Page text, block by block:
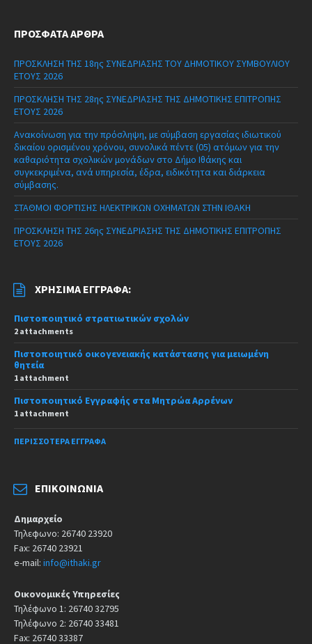
ΠΡΌΣΦΑΤΑ ΆΡΘΡΑ
ΠΡΟΣΚΛΗΣΗ ΤΗΣ 18ης ΣΥΝΕΔΡΙΑΣΗΣ ΤΟΥ ΔΗΜΟΤΙΚΟΥ ΣΥΜΒΟΥΛΙΟΥ
ΕΤΟΥΣ 2026
ΠΡΟΣΚΛΗΣΗ ΤΗΣ 28ης ΣΥΝΕΔΡΙΑΣΗΣ ΤΗΣ ΔΗΜΟΤΙΚΗΣ ΕΠΙΤΡΟΠΗΣ
ΕΤΟΥΣ 2026
Ανακοίνωση για την πρόσληψη, με σύμβαση εργασίας ιδιωτικού
δικαίου ορισμένου χρόνου, συνολικά πέντε (05) ατόμων για την
καθαριότητα σχολικών μονάδων στο Δήμο Ιθάκης και
συγκεκριμένα, ανά υπηρεσία, έδρα, ειδικότητα και διάρκεια
σύμβασης.
ΣΤΑΘΜΟΙ ΦΟΡΤΙΣΗΣ ΗΛΕΚΤΡΙΚΩΝ ΟΧΗΜΑΤΩΝ ΣΤΗΝ ΙΘΑΚΗ
ΠΡΟΣΚΛΗΣΗ ΤΗΣ 26ης ΣΥΝΕΔΡΙΑΣΗΣ ΤΗΣ ΔΗΜΟΤΙΚΗΣ ΕΠΙΤΡΟΠΗΣ
ΕΤΟΥΣ 2026
ΧΡΉΣΙΜΑ ΈΓΓΡΑΦΑ:
Πιστοποιητικό στρατιωτικών σχολών
2 attachments
Πιστοποιητικό οικογενειακής κατάστασης για μειωμένη
θητεία
1 attachment
Πιστοποιητικό Εγγραφής στα Μητρώα Αρρένων
1 attachment
ΠΕΡΙΣΣΌΤΕΡΑ ΈΓΓΡΑΦΑ
ΕΠΙΚΟΙΝΩΝΊΑ
Δημαρχείο
Τηλεφωνο: 26740 23920
Fax: 26740 23921
e-mail: info@ithaki.gr
Οικονομικές Υπηρεσίες
Τηλέφωνο 1: 26740 32795
Τηλέφωνο 2: 26740 33481
Fax: 26740 33387